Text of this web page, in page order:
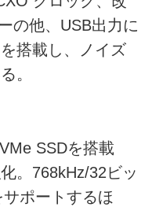
の他、USB出力に
搭載し、ノイズ
。
SSDを搭載
。768kHz/32ビッ
サポートするほ